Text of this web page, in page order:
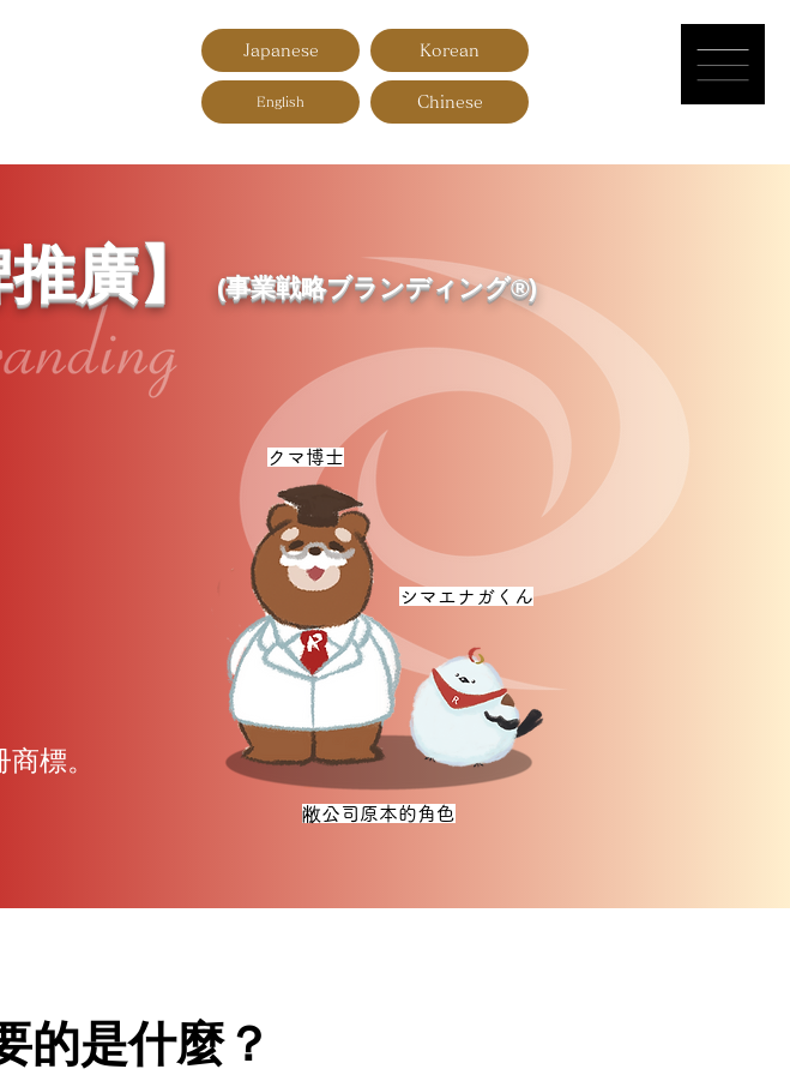
Japanese
English
Korean
Chinese
標。
廣】 (事業戦略ブランディング®︎)
​クマ博士
シマエナガくん
敝公司原本的角色
的是什麼？